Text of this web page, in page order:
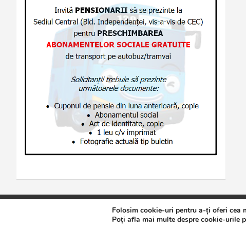
Jurnalul de Brăila Politică de confidențialitate
Folosim cookie-uri pentru a-ți oferi cea
Poți afla mai multe despre cookie-urile